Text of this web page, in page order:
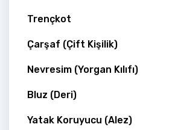
Trençkot
Çarşaf (Çift Kişilik)
Nevresim (Yorgan Kılıfı)
Bluz (Deri)
Yatak Koruyucu (Alez)